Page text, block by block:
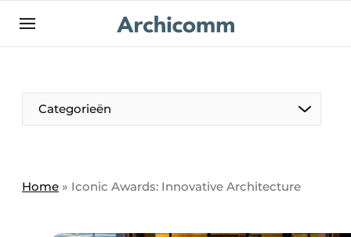
NL be-FR
Categorieën
Home » Iconic Awards: Innovative Architecture